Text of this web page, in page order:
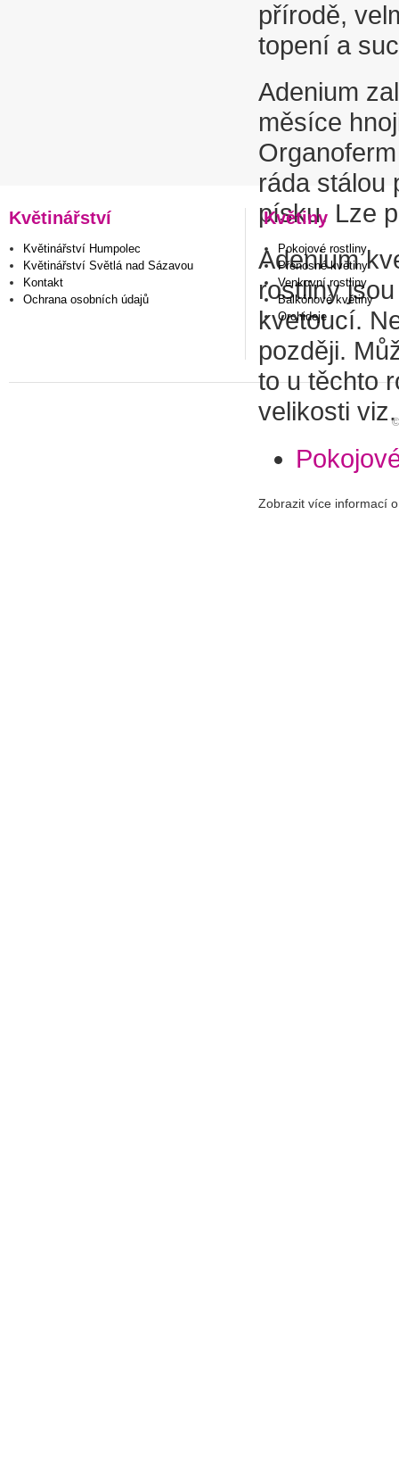
přírodě,
topení a
Adenium
měsíce
ráda stálou
písku. Lze
Adenium
rostliny
kvetoucí.
později.
to u těchto
velikosti
Zobrazit více informací
Květinářství
Květinářství Humpolec
Květinářství Světlá nad Sázavou
Kontakt
Ochrana osobních údajů
Květiny
Pokojové rostliny
Přenosné květiny
Venkovní rostliny
Balkónové květiny
Orchideje